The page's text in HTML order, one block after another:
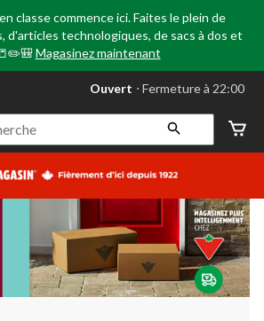
classe commence ici. Faites le plein de
d'articles technologiques, de sacs à dos et
Magasinez maintenant
votre
préféré
Leduc,
AB,
courament
Fermeture
à
22:00
cliquer
pour
changer
Ouvert ⋅ Fermeture à 22:00